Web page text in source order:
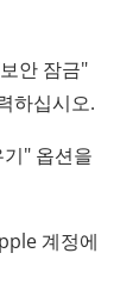
안 잠금"
하십시오.
" 옵션을
계정에